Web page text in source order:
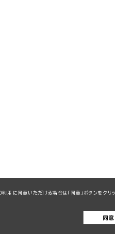
に同意いただける場合は「同意」ボタンをク
同意